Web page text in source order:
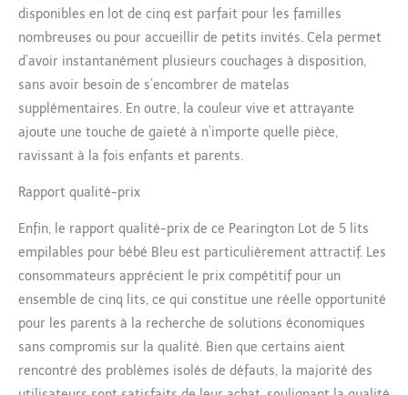
disponibles en lot de cinq est parfait pour les familles
nombreuses ou pour accueillir de petits invités. Cela permet
d’avoir instantanément plusieurs couchages à disposition,
sans avoir besoin de s’encombrer de matelas
supplémentaires. En outre, la couleur vive et attrayante
ajoute une touche de gaieté à n’importe quelle pièce,
ravissant à la fois enfants et parents.
Rapport qualité-prix
Enfin, le rapport qualité-prix de ce Pearington Lot de 5 lits
empilables pour bébé Bleu est particulièrement attractif. Les
consommateurs apprécient le prix compétitif pour un
ensemble de cinq lits, ce qui constitue une réelle opportunité
pour les parents à la recherche de solutions économiques
sans compromis sur la qualité. Bien que certains aient
rencontré des problèmes isolés de défauts, la majorité des